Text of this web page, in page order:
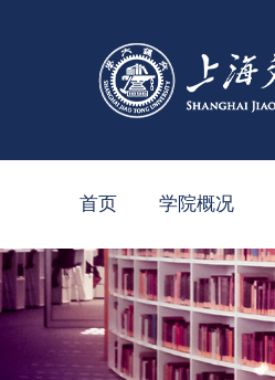
首页 学院概况